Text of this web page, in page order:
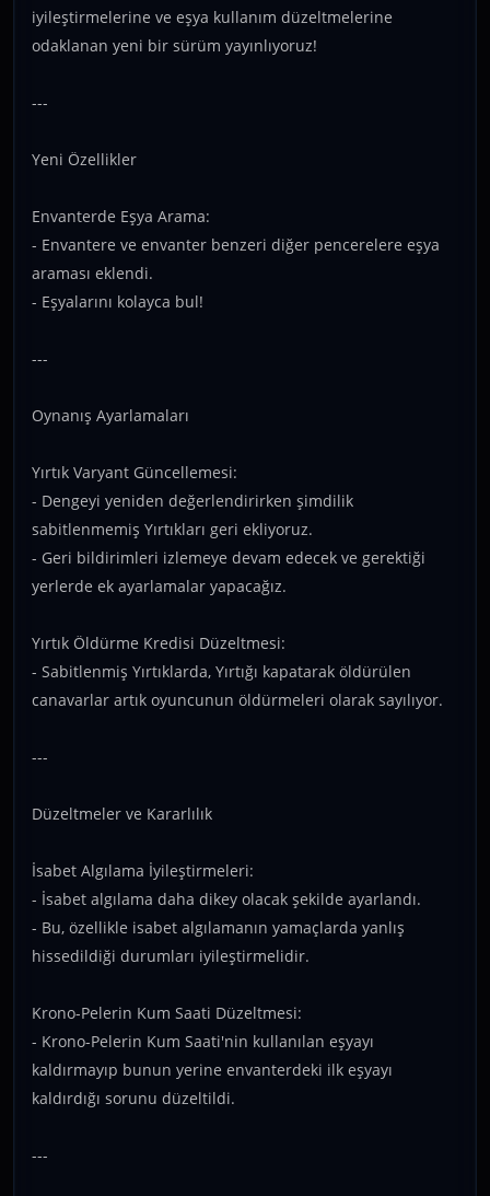
iyileştirmelerine ve eşya kullanım düzeltmelerine
odaklanan yeni bir sürüm yayınlıyoruz!
---
Yeni Özellikler
Envanterde Eşya Arama:
- Envantere ve envanter benzeri diğer pencerelere eşya
araması eklendi.
- Eşyalarını kolayca bul!
---
Oynanış Ayarlamaları
Yırtık Varyant Güncellemesi:
- Dengeyi yeniden değerlendirirken şimdilik
sabitlenmemiş Yırtıkları geri ekliyoruz.
- Geri bildirimleri izlemeye devam edecek ve gerektiği
yerlerde ek ayarlamalar yapacağız.
Yırtık Öldürme Kredisi Düzeltmesi:
- Sabitlenmiş Yırtıklarda, Yırtığı kapatarak öldürülen
canavarlar artık oyuncunun öldürmeleri olarak sayılıyor.
---
Düzeltmeler ve Kararlılık
İsabet Algılama İyileştirmeleri:
- İsabet algılama daha dikey olacak şekilde ayarlandı.
- Bu, özellikle isabet algılamanın yamaçlarda yanlış
hissedildiği durumları iyileştirmelidir.
Krono-Pelerin Kum Saati Düzeltmesi:
- Krono-Pelerin Kum Saati'nin kullanılan eşyayı
kaldırmayıp bunun yerine envanterdeki ilk eşyayı
kaldırdığı sorunu düzeltildi.
---